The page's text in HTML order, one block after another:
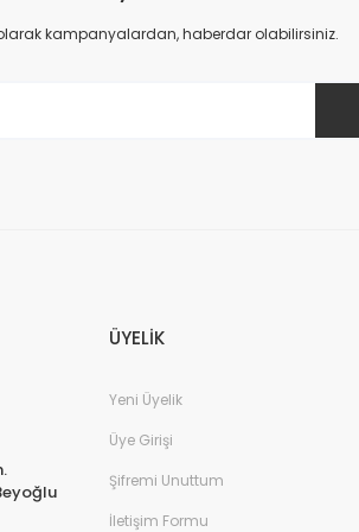
kampanyalardan, haberdar olabilirsiniz.
ÜYELİK
Yeni Üyelik
Üye Girişi
Şifremi Unuttum
İletişim Formu